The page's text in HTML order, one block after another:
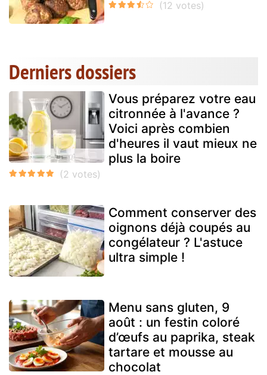
Derniers dossiers
Vous préparez votre eau
citronnée à l'avance ?
Voici après combien
d'heures il vaut mieux ne
plus la boire
Comment conserver des
oignons déjà coupés au
congélateur ? L'astuce
ultra simple !
Menu sans gluten, 9
août : un festin coloré
d’œufs au paprika, steak
tartare et mousse au
chocolat